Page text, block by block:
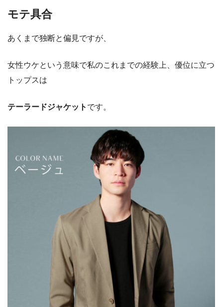
モテ具合
あくまで独断と偏見ですが、
女性ウケという意味で私のこれまでの経験上、優位に立つ
トップスは
テーラードジャケット です。